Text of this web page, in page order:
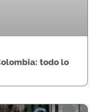
todo lo